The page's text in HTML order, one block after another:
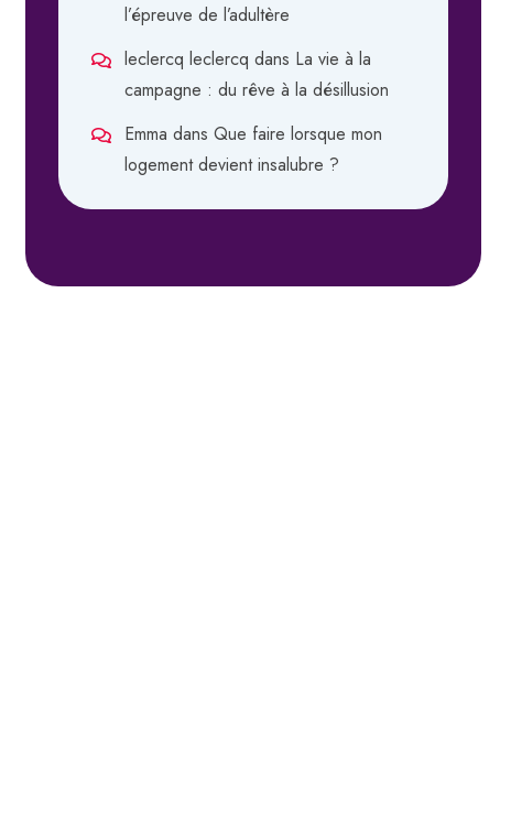
l’épreuve de l’adultère
leclercq leclercq dans La vie à la
campagne : du rêve à la désillusion
Emma dans Que faire lorsque mon
logement devient insalubre ?